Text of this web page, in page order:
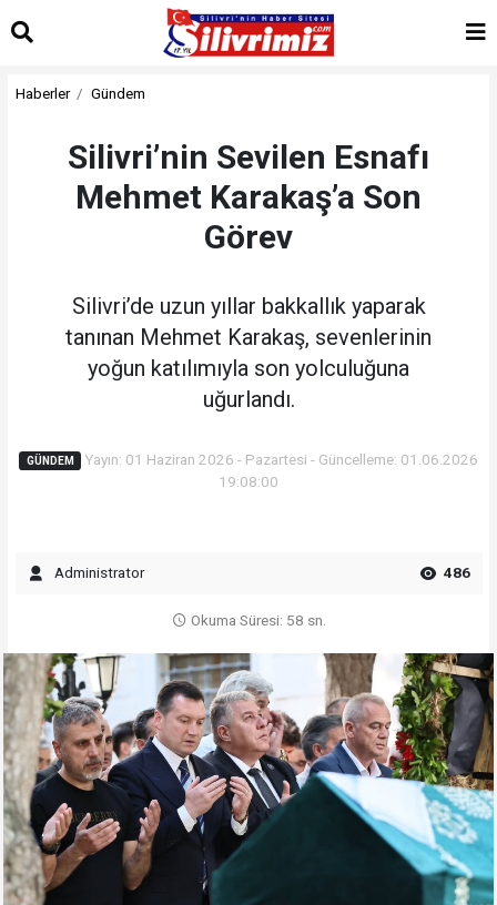
Haberler Gündem
Silivri’nin Sevilen Esnafı
Mehmet Karakaş’a Son
Görev
Silivri’de uzun yıllar bakkallık yaparak
tanınan Mehmet Karakaş, sevenlerinin
yoğun katılımıyla son yolculuğuna
uğurlandı.
GÜNDEM
Yayın: 01 Haziran 2026 - Pazartesi - Güncelleme: 01.06.2026
19:08:00
Administrator 486
Okuma Süresi: 58 sn.